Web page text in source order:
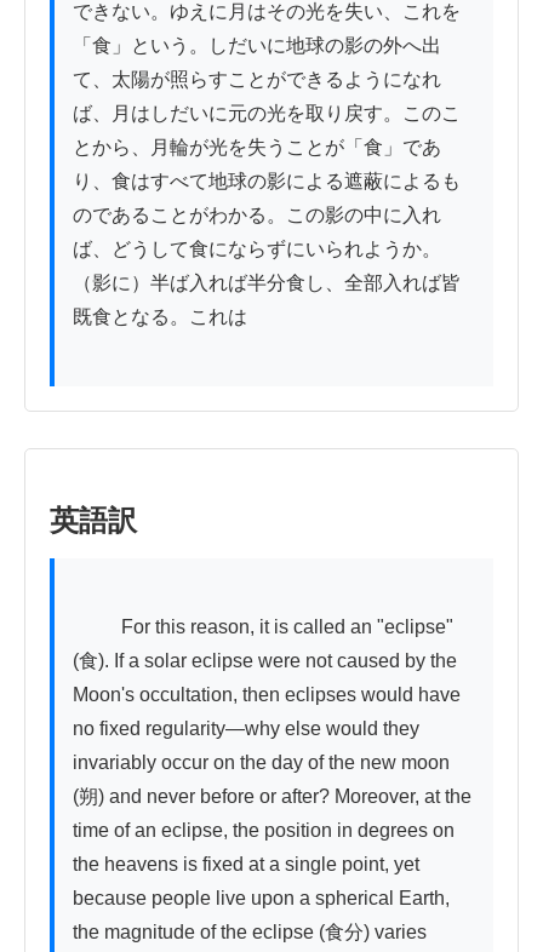
できない。ゆえに月はその光を失い、これを
「食」という。しだいに地球の影の外へ出
て、太陽が照らすことができるようになれ
ば、月はしだいに元の光を取り戻す。このこ
とから、月輪が光を失うことが「食」であ
り、食はすべて地球の影による遮蔽によるも
のであることがわかる。この影の中に入れ
ば、どうして食にならずにいられようか。
（影に）半ば入れば半分食し、全部入れば皆
既食となる。これは
英語訳
(食). If a solar eclipse were not caused by the
Moon's occultation, then eclipses would have
no fixed regularity—why else would they
invariably occur on the day of the new moon
(朔) and never before or after? Moreover, at the
time of an eclipse, the position in degrees on
the heavens is fixed at a single point, yet
because people live upon a spherical Earth,
the magnitude of the eclipse (食分) varies